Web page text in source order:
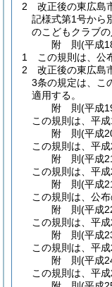
2
改正後の東広島
記様式第1号から
のこどもクラブの
附 則(平成
1
この規則は、公
2
改正後の東広島
3条の規定は、こ
適用する。
附 則(平成
この規則は、平
附 則(平成
この規則は、平
附 則(平成
この規則は、平
附 則(平成
この規則は、公
附 則(平成
この規則は、平
附 則(平成
この規則は、平
附 則(平成
この規則は、平